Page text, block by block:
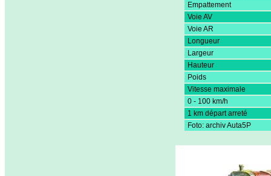
Empattement
Voie AV
Voie AR
Longueur
Largeur
Hauteur
Poids
Vitesse maximale
0 - 100 km/h
1 km départ arreté
Foto: archiv Auta5P